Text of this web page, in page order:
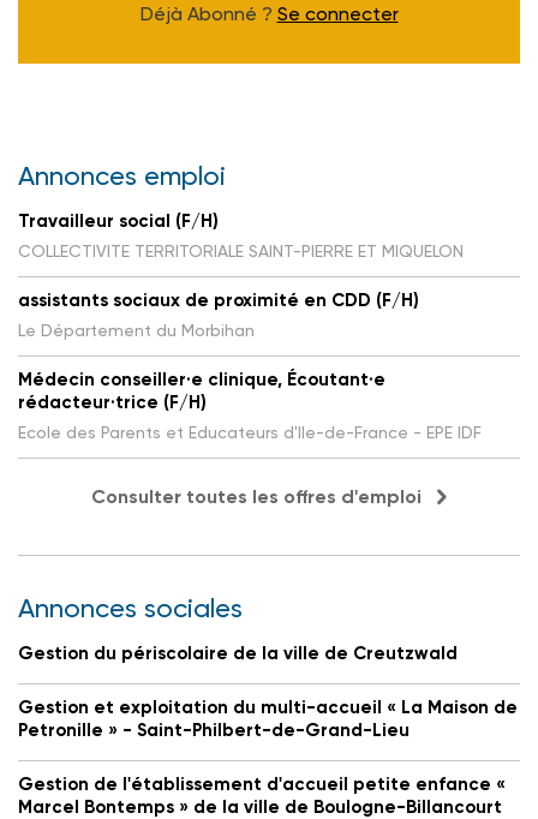
Déjà Abonné ? Se connecter
Annonces emploi
Travailleur social (F/H)
COLLECTIVITE TERRITORIALE SAINT-PIERRE ET MIQUELON
assistants sociaux de proximité en CDD (F/H)
Le Département du Morbihan
Médecin conseiller·e clinique, Écoutant·e
rédacteur·trice (F/H)
Ecole des Parents et Educateurs d'Ile-de-France - EPE IDF
Consulter toutes les offres d'emploi
Annonces sociales
Gestion du périscolaire de la ville de Creutzwald
Gestion et exploitation du multi-accueil « La Maison de
Petronille » - Saint-Philbert-de-Grand-Lieu
Gestion de l'établissement d'accueil petite enfance «
Marcel Bontemps » de la ville de Boulogne-Billancourt